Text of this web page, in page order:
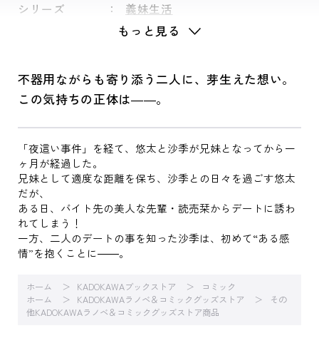
シリーズ
義妹生活
もっと見る
不器用ながらも寄り添う二人に、芽生えた想い。
この気持ちの正体は――。
「夜這い事件」を経て、悠太と沙季が兄妹となってから一
ヶ月が経過した。
兄妹として適度な距離を保ち、沙季との日々を過ごす悠太
だが、
ある日、バイト先の美人な先輩・読売栞からデートに誘わ
れてしまう！
一方、二人のデートの事を知った沙季は、初めて“ある感
情”を抱くことに――。
ホーム KADOKAWAブックストア
コミック
ホーム
KADOKAWAラノベ＆コミックグッズストア
その
他KADOKAWAラノベ＆コミックグッズストア商品